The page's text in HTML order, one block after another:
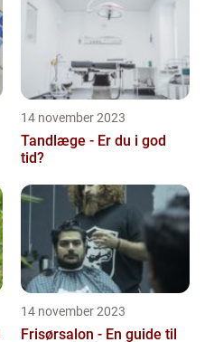
14 november 2023
Tandlæge - Er du i god
tid?
14 november 2023
Frisørsalon - En guide til